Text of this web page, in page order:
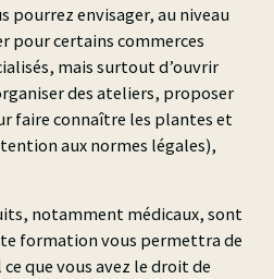
pourrez envisager, au niveau
pour certains commerces
mais surtout d’ouvrir
des ateliers, proposer
faire connaître les plantes et
aux normes légales),
notamment médicaux, sont
formation vous permettra de
que vous avez le droit de